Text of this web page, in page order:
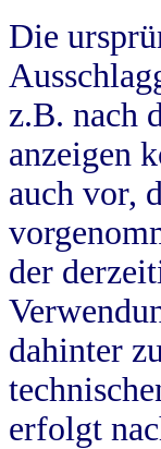
Die
z.B. nach
anzeigen
auch vor,
der
dahinter
erfolgt